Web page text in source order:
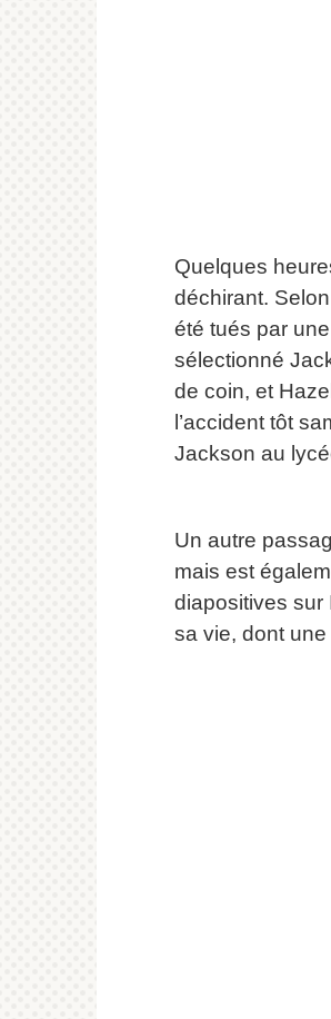
Quelques
déchirant.
été tués par
sélectionné
de coin, et
l’accident tôt
Jackson au
Un autre
mais est
diapositives sur
sa vie, dont